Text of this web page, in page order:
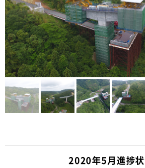
2020年5月進捗